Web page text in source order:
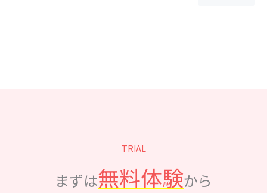
TRIAL
まずは無料体験から